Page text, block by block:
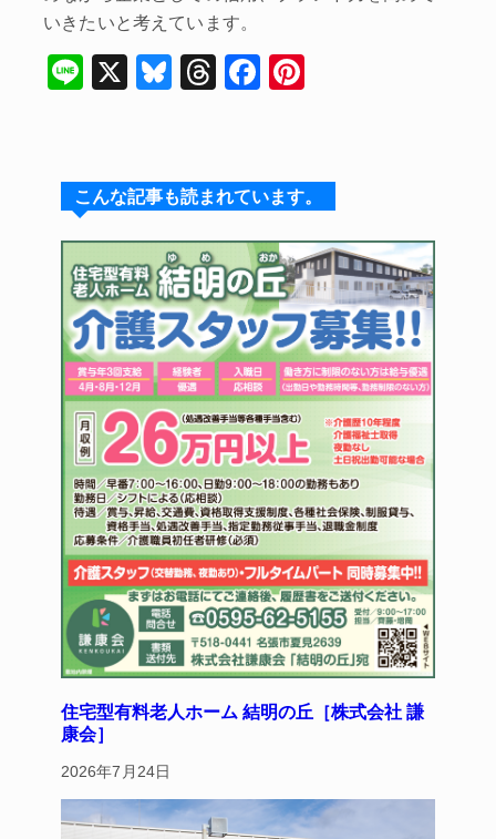
いきたいと考えています。
Li
X
Bl
s
k
y
T
a
d
s
F
e
b
o
o
k
e
st
こんな記事も読まれています。
住宅型有料老人ホーム 結明の丘［株式会社 謙
康会］
2026年7月24日